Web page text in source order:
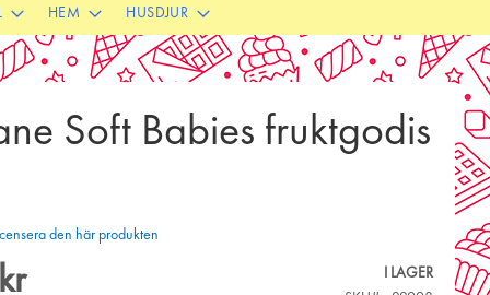
HEM HUSDJUR
Soft Babies fruktgodis
den här produkten
I LAGER